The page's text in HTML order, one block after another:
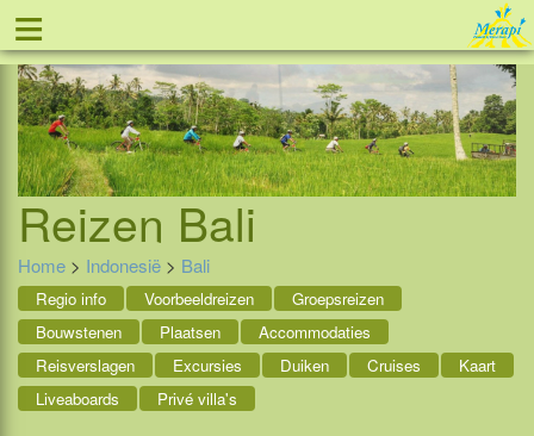
≡ Tel: 088 - 81 11 999
Reizen Bali
Home > Indonesië > Bali
Regio info Voorbeeldreizen
Groepsreizen
Bouwstenen
Plaatsen
Accommodaties
Reisverslagen
Excursies Duiken Cruises
Kaart
Liveaboards
Privé villa's